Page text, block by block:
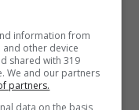
consueto,
Bull ha
notato che
Perez, ha
information from
other device
shared with 319
We and our partners
partners.
data on the basis